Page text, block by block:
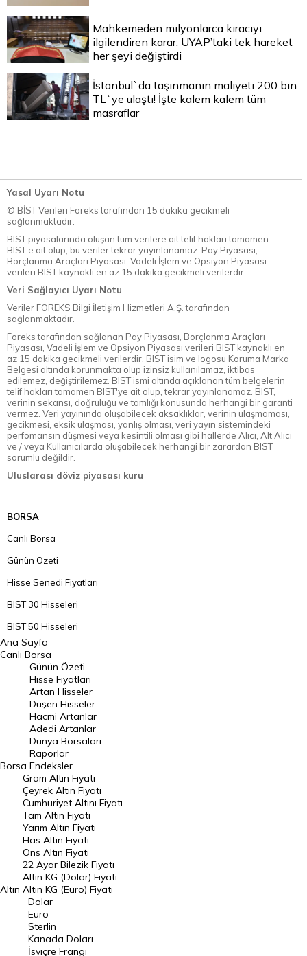
Mahkemeden milyonlarca kiracıyı
ilgilendiren karar: UYAP’taki tek hareket
her şeyi değiştirdi
İstanbul`da taşınmanın maliyeti 200 bin
TL`ye ulaştı! İşte kalem kalem tüm
masraflar
Yasal Uyarı Notu
© BİST Verileri Foreks tarafından 15 dakika gecikmeli
sağlanmaktadır.
BIST piyasalarında oluşan tüm verilere ait telif hakları tamamen
BIST'e ait olup, bu veriler tekrar yayınlanamaz. Pay Piyasası,
Borçlanma Araçları Piyasası, Vadeli İşlem ve Opsiyon Piyasası
verileri BIST kaynaklı en az 15 dakika gecikmeli verilerdir.
Veri Sağlayıcı Uyarı Notu
Veriler FOREKS Bilgi İletişim Hizmetleri A.Ş. tarafından
sağlanmaktadır.
Foreks tarafından sağlanan Pay Piyasası, Borçlanma Araçları
Piyasası, Vadeli İşlem ve Opsiyon Piyasası verileri BIST kaynaklı en
az 15 dakika gecikmeli verilerdir. BIST isim ve logosu Koruma Marka
Belgesi altında korunmakta olup izinsiz kullanılamaz, iktibas
edilemez, değiştirilemez. BIST ismi altında açıklanan tüm belgelerin
telif hakları tamamen BIST'ye ait olup, tekrar yayınlanamaz. BIST,
verinin sekansı, doğruluğu ve tamlığı konusunda herhangi bir garanti
vermez. Veri yayınında oluşabilecek aksaklıklar, verinin ulaşmaması,
gecikmesi, eksik ulaşması, yanlış olması, veri yayın sistemindeki
perfomansın düşmesi veya kesintili olması gibi hallerde Alıcı, Alt Alıcı
ve / veya Kullanıcılarda oluşabilecek herhangi bir zarardan BIST
sorumlu değildir.
Uluslarası döviz piyasası kuru
BORSA
Canlı Borsa
Günün Özeti
Hisse Senedi Fiyatları
BIST 30 Hisseleri
BIST 50 Hisseleri
BIST 100 Hisseleri
En Çok Artan Hisseler
En Çok Düşen Hisseler
Hacmi Artanlar
Geçmiş Kapanışlar
Dünya Borsaları
Raporlar
Endeksler
DÖVİZ
Döviz Kuru
Dolar Kuru
Euro Kuru
Pound Kuru
Frank Kuru
Ana Sayfa
Canlı Borsa
Borsa
Günün Özeti
Hisse Fiyatları
Artan Hisseler
Düşen Hisseler
Hacmi Artanlar
Adedi Artanlar
Dünya Borsaları
Raporlar
Endeksler
Altın
Gram Altın Fiyatı
Çeyrek Altın Fiyatı
Cumhuriyet Altını Fiyatı
Tam Altın Fiyatı
Yarım Altın Fiyatı
Has Altın Fiyatı
Ons Altın Fiyatı
22 Ayar Bilezik Fiyatı
Altın KG (Dolar) Fiyatı
Altın KG (Euro) Fiyatı
Dolar
Euro
Sterlin
Kanada Doları
İsviçre Frangı